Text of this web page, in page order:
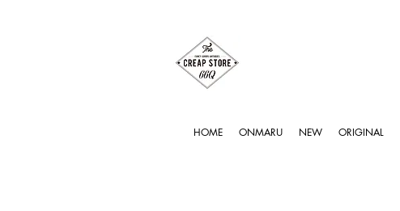
HOME ONMARU NEW ORIGINAL